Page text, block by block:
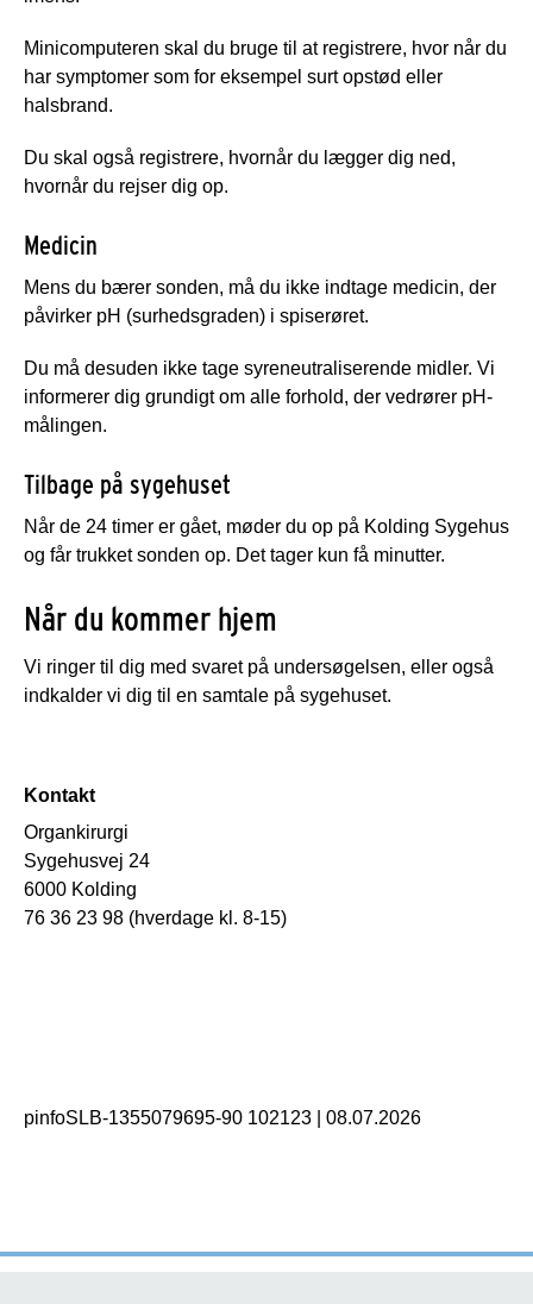
Minicomputeren skal du bruge til at registrere, hvor når du
har symptomer som for eksempel surt opstød eller
halsbrand.
Du skal også registrere, hvornår du lægger dig ned,
hvornår du rejser dig op.
Medicin
Mens du bærer sonden, må du ikke indtage medicin, der
påvirker pH (surhedsgraden) i spiserøret.
Du må desuden ikke tage syreneutraliserende midler. Vi
informerer dig grundigt om alle forhold, der vedrører pH-
målingen.
Tilbage på sygehuset
Når de 24 timer er gået, møder du op på Kolding Sygehus
og får trukket sonden op. Det tager kun få minutter.
Når du kommer hjem
Vi ringer til dig med svaret på undersøgelsen, eller også
indkalder vi dig til en samtale på sygehuset.
Kontakt
Organkirurgi
Sygehusvej 24
6000 Kolding
76 36 23 98 (hverdage kl. 8-15)
pinfoSLB-1355079695-90 102123 08.07.2026